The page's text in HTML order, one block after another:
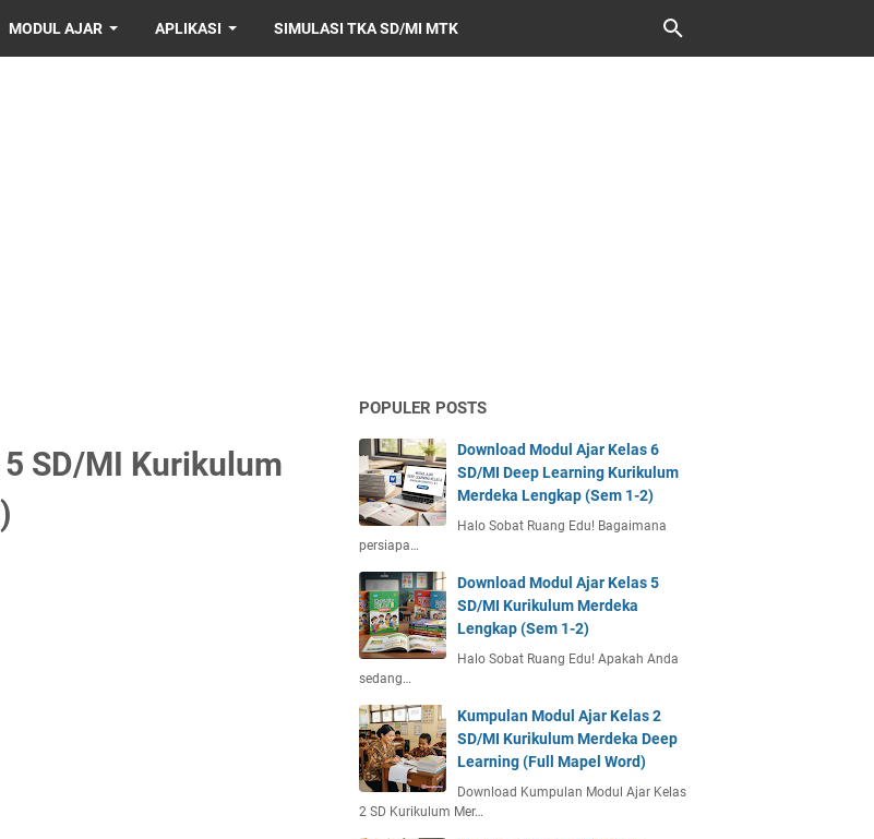
MODUL AJAR APLIKASI SIMULASI TKA SD/MI MTK
SD/MI Kurikulum
POPULER POSTS
Download Modul Ajar Kelas 6
SD/MI Deep Learning Kurikulum
Merdeka Lengkap (Sem 1-2)
Halo Sobat Ruang Edu! Bagaimana
persiapa…
Download Modul Ajar Kelas 5
SD/MI Kurikulum Merdeka
Lengkap (Sem 1-2)
Halo Sobat Ruang Edu! Apakah Anda
sedang…
Kumpulan Modul Ajar Kelas 2
SD/MI Kurikulum Merdeka Deep
Learning (Full Mapel Word)
Download Kumpulan Modul Ajar Kelas
2 SD Kurikulum Mer…